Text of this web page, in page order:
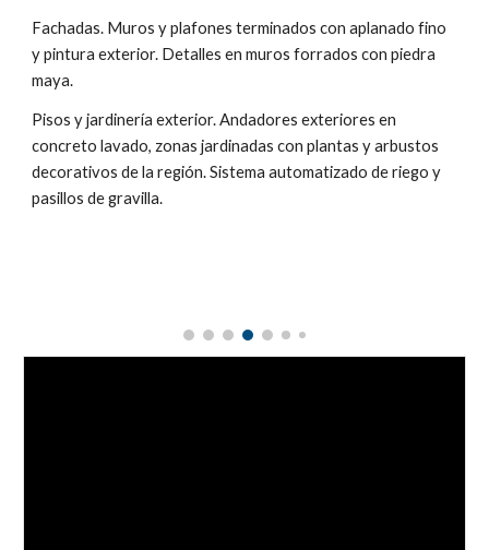
Fachadas. Muros y plafones terminados con aplanado fino
y pintura exterior. Detalles en muros forrados con piedra
maya.
Pisos y jardinería exterior. Andadores exteriores en
concreto lavado, zonas jardinadas con plantas y arbustos
decorativos de la región. Sistema automatizado de riego y
pasillos de gravilla.